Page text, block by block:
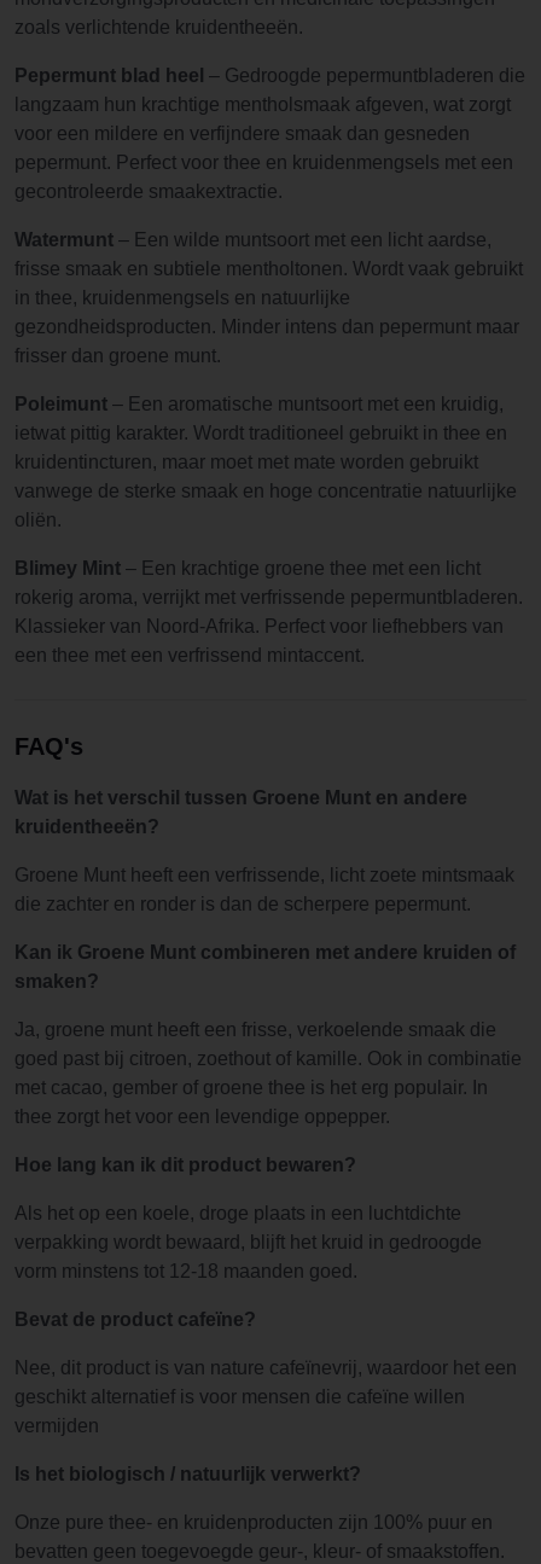
zoals verlichtende kruidentheeën.
Pepermunt blad heel – Gedroogde pepermuntbladeren die
langzaam hun krachtige mentholsmaak afgeven, wat zorgt
voor een mildere en verfijndere smaak dan gesneden
pepermunt. Perfect voor thee en kruidenmengsels met een
gecontroleerde smaakextractie.
Watermunt – Een wilde muntsoort met een licht aardse,
frisse smaak en subtiele mentholtonen. Wordt vaak gebruikt
in thee, kruidenmengsels en natuurlijke
gezondheidsproducten. Minder intens dan pepermunt maar
frisser dan groene munt.
Poleimunt – Een aromatische muntsoort met een kruidig,
ietwat pittig karakter. Wordt traditioneel gebruikt in thee en
kruidentincturen, maar moet met mate worden gebruikt
vanwege de sterke smaak en hoge concentratie natuurlijke
oliën.
Blimey Mint – Een krachtige groene thee met een licht
rokerig aroma, verrijkt met verfrissende pepermuntbladeren.
Klassieker van Noord-Afrika. Perfect voor liefhebbers van
een thee met een verfrissend mintaccent.
FAQ's
Wat is het verschil tussen Groene Munt en andere
kruidentheeën?
Groene Munt heeft een verfrissende, licht zoete mintsmaak
die zachter en ronder is dan de scherpere pepermunt.
Kan ik Groene Munt combineren met andere kruiden of
smaken?
Ja, groene munt heeft een frisse, verkoelende smaak die
goed past bij citroen, zoethout of kamille. Ook in combinatie
met cacao, gember of groene thee is het erg populair. In
thee zorgt het voor een levendige oppepper.
Hoe lang kan ik dit product bewaren?
Als het op een koele, droge plaats in een luchtdichte
verpakking wordt bewaard, blijft het kruid in gedroogde
vorm minstens tot 12-18 maanden goed.
Bevat de product cafeïne?
Nee, dit product is van nature cafeïnevrij, waardoor het een
geschikt alternatief is voor mensen die cafeïne willen
vermijden
Is het biologisch / natuurlijk verwerkt?
Onze pure thee- en kruidenproducten zijn 100% puur en
bevatten geen toegevoegde geur-, kleur- of smaakstoffen.